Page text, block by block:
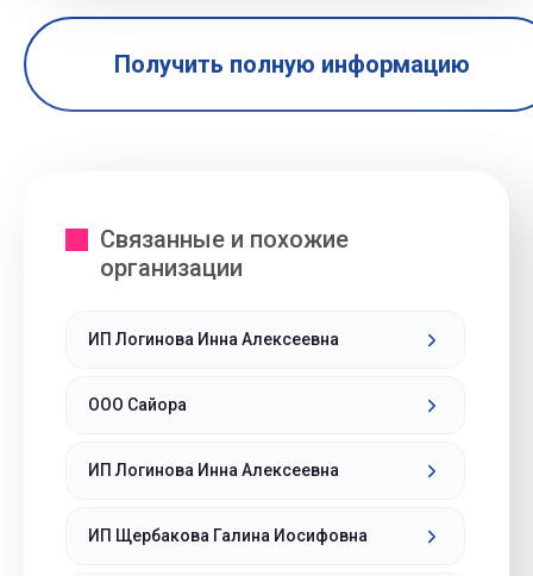
Получить полную информацию
Связанные и похожие
организации
ИП Логинова Инна Алексеевна
ООО Сайора
ИП Логинова Инна Алексеевна
ИП Щербакова Галина Иосифовна